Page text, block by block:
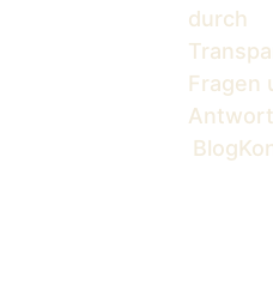
durch
Fragen
Blog